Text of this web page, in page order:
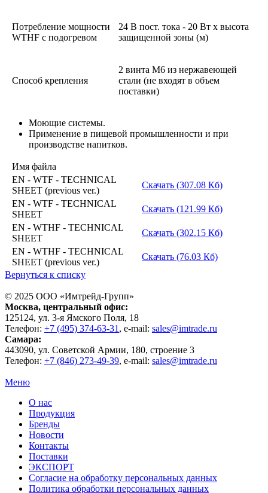
Потребление мощности
WTHF с подогревом
24 В пост. тока - 20 Вт x высота
защищенной зоны (м)
Способ крепления
2 винта M6 из нержавеющей
стали (не входят в объем
поставки)
Моющие системы.
Применение в пищевой промышленности и при
производстве напитков.
Имя файла
EN - WTF - TECHNICAL
SHEET (previous ver.)
Скачать (307.08 Кб)
EN - WTF - TECHNICAL
SHEET
Скачать (121.99 Кб)
EN - WTHF - TECHNICAL
SHEET
Скачать (302.15 Кб)
EN - WTHF - TECHNICAL
SHEET (previous ver.)
Скачать (76.03 Кб)
Вернуться к списку
© 2025 ООО «Имтрейд-Групп»
Москва, центральный офис:
125124, ул. 3-я Ямского Поля, 18
Телефон: +7 (495) 374-63-31 , e-mail: sales@imtrade.ru
Самара:
443090, ул. Советской Армии, 180, строение 3
Телефон: +7 (846) 273-49-39, e-mail: sales@imtrade.ru
Меню
О нас
Продукция
Бренды
Новости
Контакты
Поставки
ЭКСПОРТ
Согласие на обработку персональных данных
Политика обработки персональных данных